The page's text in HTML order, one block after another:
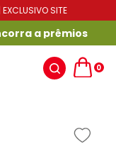
SITE
a prêmios
0